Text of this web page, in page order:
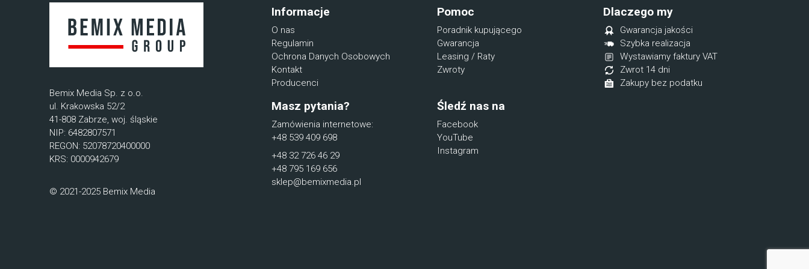
Bemix Media Sp. z o.o.
ul. Krakowska 52/2
41-808 Zabrze, woj. śląskie
NIP: 6482807571
REGON: 52078720400000
KRS: 0000942679
© 2021-2025 Bemix Media
Informacje
O nas
Regulamin
Ochrona Danych Osobowych
Kontakt
Producenci
Pomoc
Poradnik kupującego
Gwarancja
Leasing / Raty
Zwroty
Dlaczego my
Gwarancja jakości
Szybka realizacja
Wystawiamy faktury VAT
Zwrot 14 dni
Zakupy bez podatku
Masz pytania?
Zamówienia internetowe:
+48 539 409 698
+48 32 726 46 29
+48 795 169 656
sklep@bemixmedia.pl
Śledź nas na
Facebook
YouTube
Instagram